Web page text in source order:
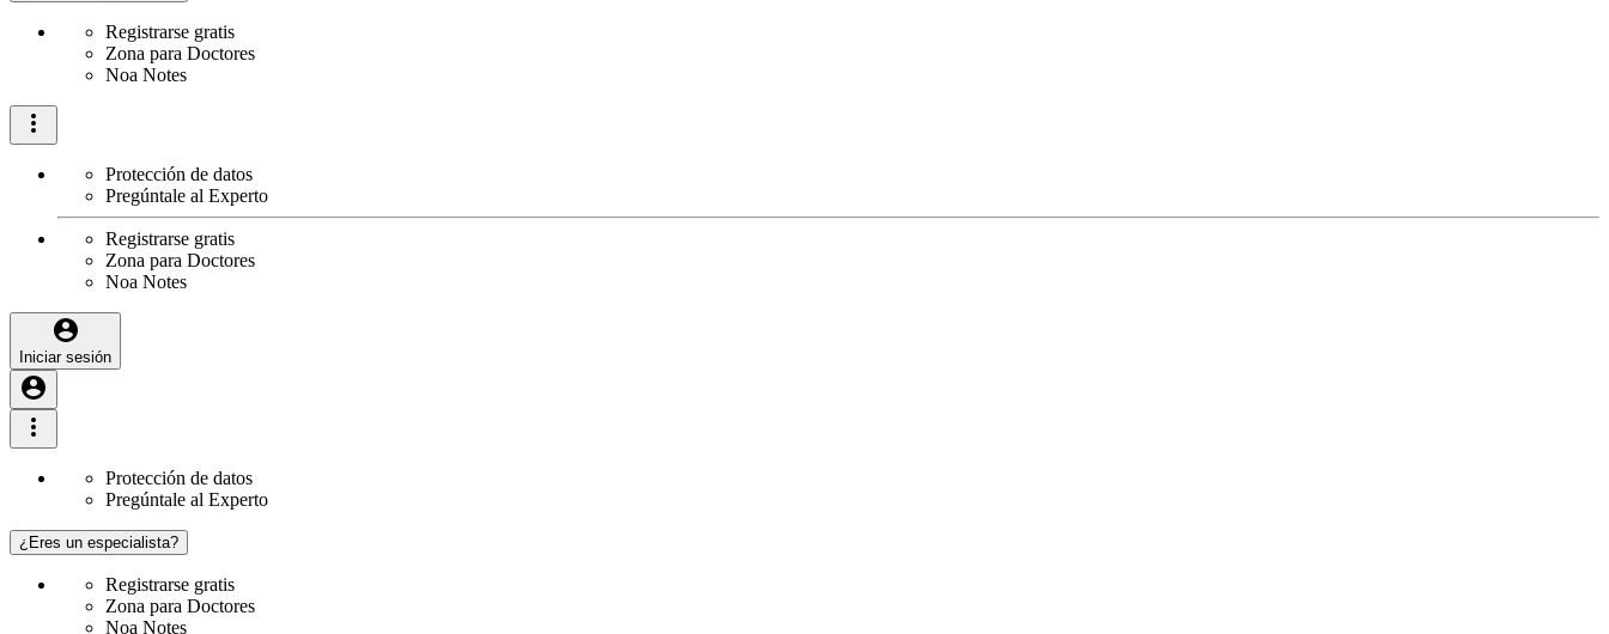
Registrarse gratis
Zona para Doctores
Noa Notes
Protección de datos
Pregúntale al Experto
Registrarse gratis
Zona para Doctores
Noa Notes
Iniciar sesión
Protección de datos
Pregúntale al Experto
¿Eres un especialista?
Registrarse gratis
Zona para Doctores
Noa Notes